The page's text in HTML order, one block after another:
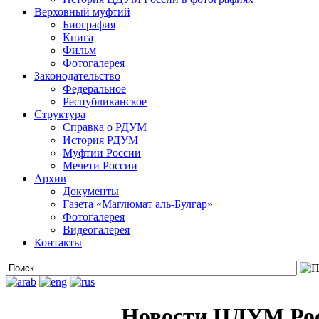
Верховный муфтий
Биография
Книга
Фильм
Фотогалерея
Законодательство
Федеральное
Республиканское
Структура
Справка о РДУМ
История РДУМ
Муфтии России
Мечети России
Архив
Документы
Газета «Маглюмат аль-Булгар»
Фотогалерея
Видеогалерея
Контакты